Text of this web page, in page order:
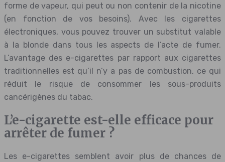
forme de vapeur, qui peut ou non contenir de la nicotine
(en fonction de vos besoins). Avec les cigarettes
électroniques, vous pouvez trouver un substitut valable
à la blonde dans tous les aspects de l’acte de fumer.
L’avantage des e-cigarettes par rapport aux cigarettes
traditionnelles est qu’il n’y a pas de combustion, ce qui
réduit le risque de consommer les sous-produits
cancérigènes du tabac.
L’e-cigarette est-elle efficace pour
arrêter de fumer ?
Les e-cigarettes semblent avoir plus de chances de